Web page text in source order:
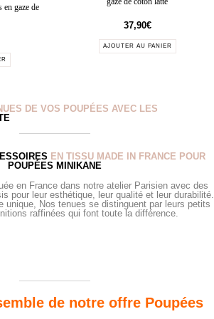
en gaze de
37,90€
AJOUTER AU PANIER
DE VOS POUPÉES AVEC LES
EN TISSU MADE IN FRANCE POUR
POUPÉES MINIKANE
en France dans notre atelier Parisien avec des
pour leur esthétique, leur qualité et leur durabilité.
unique, Nos tenues se distinguent par leurs petits
raffinées qui font toute la différence.
de notre offre Poupées